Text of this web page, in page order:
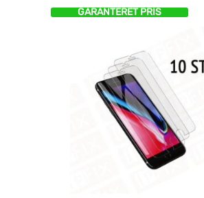
GARANTERET PRIS